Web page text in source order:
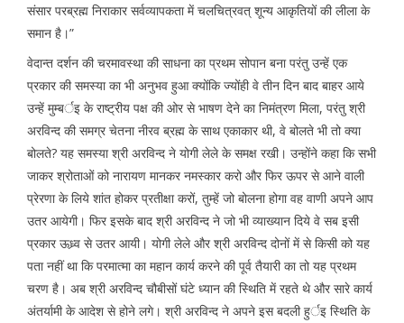
संसार परब्रह्म निराकार सर्वव्यापकता में चलचित्रवत् शून्य आकृतियों की लीला के
समान है।”
वेदान्त दर्शन की चरमावस्था की साधना का प्रथम सोपान बना परंतु उन्हें एक
प्रकार की समस्या का भी अनुभव हुआ क्योंकि ज्योंही वे तीन दिन बाद बाहर आये
उन्हें मुम्बर्इ के राष्ट्रीय पक्ष की ओर से भाषण देने का निमंत्रण मिला, परंतु श्री
अरविन्द की समग्र चेतना नीरव ब्रह्म के साथ एकाकार थी, वे बोलते भी तो क्या
बोलते? यह समस्या श्री अरविन्द ने योगी लेले के समक्ष रखी। उन्होंने कहा कि सभी
जाकर श्रोताओं को नारायण मानकर नमस्कार करो और फिर ऊपर से आने वाली
प्रेरणा के लिये शांत होकर प्रतीक्षा करों, तुम्हें जो बोलना होगा वह वाणी अपने आप
उतर आयेगी। फिर इसके बाद श्री अरविन्द ने जो भी व्याख्यान दिये वे सब इसी
प्रकार ऊध्र्व से उतर आयी। योगी लेले और श्री अरविन्द दोनों में से किसी को यह
पता नहीं था कि परमात्मा का महान कार्य करने की पूर्व तैयारी का तो यह प्रथम
चरण है। अब श्री अरविन्द चौबीसों घंटे ध्यान की स्थिति में रहते थे और सारे कार्य
अंतर्यामी के आदेश से होने लगे। श्री अरविन्द ने अपने इस बदली हुर्इ स्थिति के